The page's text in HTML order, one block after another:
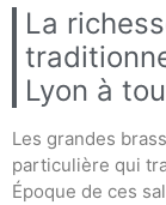
La
Lyon à
Les grandes
particulière qui
Époque de ces